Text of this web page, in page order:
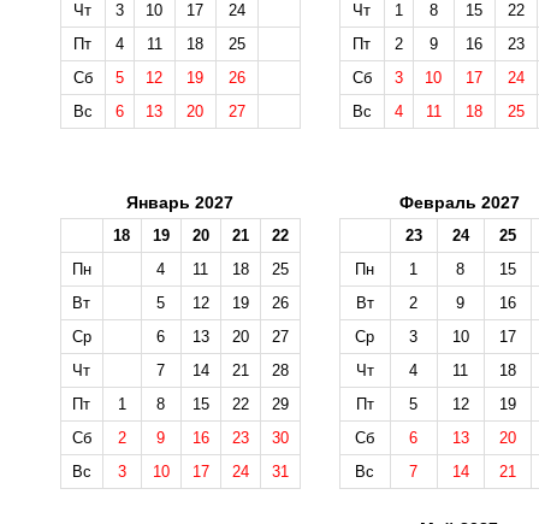
Чт
3 10 17
24
Пт
4 11 18
25
Сб
5 12 19
26
Вс
6 13 20 27
Чт
1 8 15
22
Пт
2 9 16
23
Сб
3 10 17
24
Вс
4 11 18 25
Январь 2027
18 19 20 21
22
Пн
4 11 18
25
Вт
5 12 19
26
Ср
6 13 20
27
Чт
7 14 21
28
Пт
1 8 15 22
29
Сб
2 9 16 23
30
Вс
3 10 17 24 31
Февраль 2027
23 24
25
Пн
1 8
15
Вт
2 9
16
Ср
3 10
17
Чт
4 11
18
Пт
5 12
19
Сб
6 13
20
Вс
7 14 21